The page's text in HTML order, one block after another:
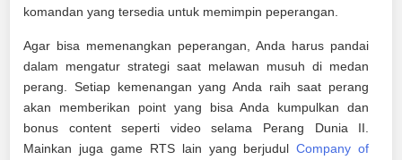
komandan yang tersedia untuk memimpin peperangan.
Agar bisa memenangkan peperangan, Anda harus pandai
dalam mengatur strategi saat melawan musuh di medan
perang. Setiap kemenangan yang Anda raih saat perang
akan memberikan point yang bisa Anda kumpulkan dan
bonus content seperti video selama Perang Dunia II.
Mainkan juga game RTS lain yang berjudulCompany of